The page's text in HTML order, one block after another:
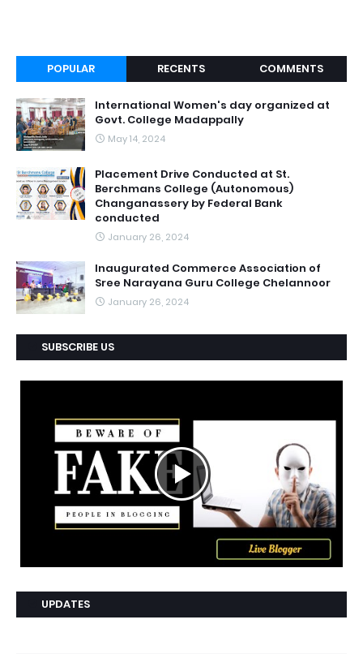
POPULAR RECENTS COMMENTS
International Women's day organized at
Govt. College Madappally
May 14, 2024
Placement Drive Conducted at St.
Berchmans College (Autonomous)
Changanassery by Federal Bank
conducted
January 26, 2024
Inaugurated Commerce Association of
Sree Narayana Guru College Chelannoor
January 26, 2024
SUBSCRIBE US
UPDATES